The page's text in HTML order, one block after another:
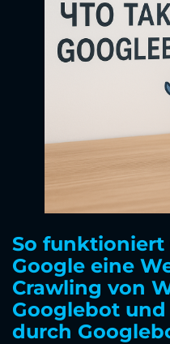
So funktioniert
Google eine
Crawling von
Googlebot
durch